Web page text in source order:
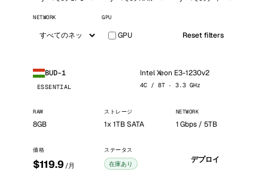
NETWORK GPU
GPU Reset filters
BUD-1
ESSENTIAL
Intel Xeon E3-1230v2
4C / 8T · 3.3 GHz
RAM
8GB
ストレージ
1x 1TB SATA
NETWORK
1 Gbps / 5TB
価格
$119.9 /月
ステータス
在庫あり デプロイ